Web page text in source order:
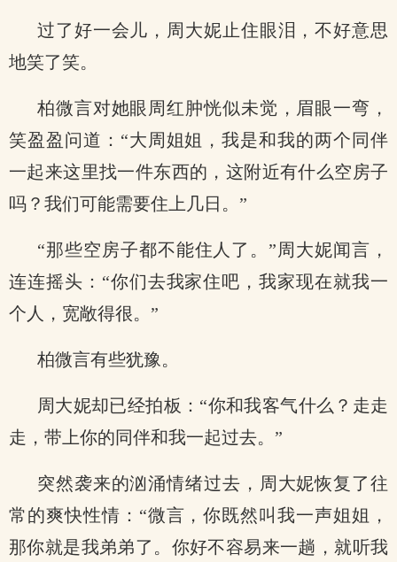
过了好一会儿，周大妮止住眼泪，不好意思
地笑了笑。
柏微言对她眼周红肿恍似未觉，眉眼一弯，
笑盈盈问道：“大周姐姐，我是和我的两个同伴
一起来这里找一件东西的，这附近有什么空房子
吗？我们可能需要住上几日。”
“那些空房子都不能住人了。”周大妮闻言，
连连摇头：“你们去我家住吧，我家现在就我一
个人，宽敞得很。”
柏微言有些犹豫。
周大妮却已经拍板：“你和我客气什么？走走
走，带上你的同伴和我一起过去。”
突然袭来的汹涌情绪过去，周大妮恢复了往
常的爽快性情：“微言，你既然叫我一声姐姐，
那你就是我弟弟了。你好不容易来一趟，就听我